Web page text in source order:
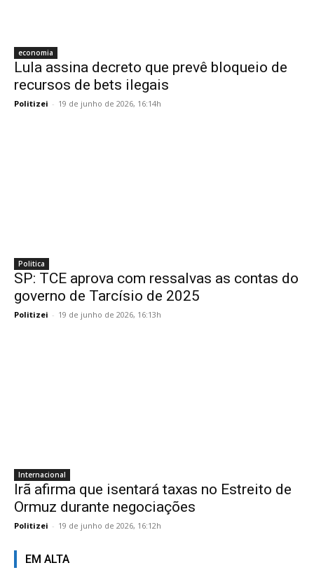
economia
Lula assina decreto que prevê bloqueio de
recursos de bets ilegais
Politizei - 19 de junho de 2026, 16:14h
Politica
SP: TCE aprova com ressalvas as contas do
governo de Tarcísio de 2025
Politizei - 19 de junho de 2026, 16:13h
Internacional
Irã afirma que isentará taxas no Estreito de
Ormuz durante negociações
Politizei - 19 de junho de 2026, 16:12h
EM ALTA